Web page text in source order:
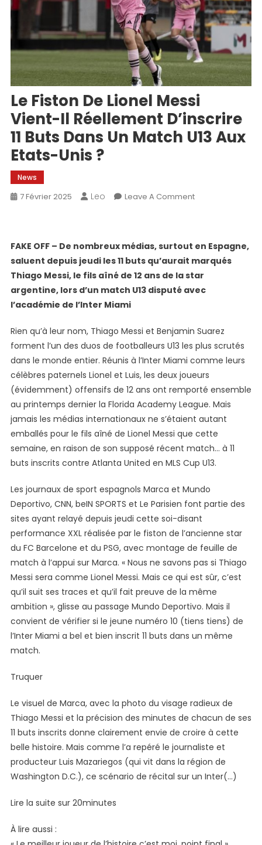
Le Fiston De Lionel Messi
Vient-Il Réellement D’inscrire
11 Buts Dans Un Match U13 Aux
Etats-Unis ?
News
7 Février 2025 Leo Leave A CommentOn
Lionel
Messi
Vient-
Il
11
Buts
Dans
Un
Match
Aux
Etats-
Unis
?
FAKE OFF – De nombreux médias, surtout en Espagne,
saluent depuis jeudi les 11 buts qu’aurait marqués
Thiago Messi, le fils aîné de 12 ans de la star
argentine, lors d’un match U13 disputé avec
l’académie de l’Inter Miami
Rien qu’à leur nom, Thiago Messi et Benjamin Suarez
forment l’un des duos de footballeurs U13 les plus scrutés
dans le monde entier. Réunis à l’Inter Miami comme leurs
célèbres paternels Lionel et Luis, les deux joueurs
(évidemment) offensifs de 12 ans ont remporté ensemble
au printemps dernier la Florida Academy League. Mais
jamais les médias internationaux ne s’étaient autant
emballés pour le fils aîné de Lionel Messi que cette
semaine, en raison de son supposé récent match… à 11
buts inscrits contre Atlanta United en MLS Cup U13.
Les journaux de sport espagnols Marca et Mundo
Deportivo, CNN, beIN SPORTS et Le Parisien font partie des
sites ayant relayé depuis jeudi cette soi-disant
performance XXL réalisée par le fiston de l’ancienne star
du FC Barcelone et du PSG, avec montage de feuille de
match à l’appui sur Marca. « Nous ne savons pas si Thiago
Messi sera comme Lionel Messi. Mais ce qui est sûr, c’est
qu’il suit ses traces et qu’il fait preuve de la même
ambition », glisse au passage Mundo Deportivo. Mais il
convient de vérifier si le jeune numéro 10 (tiens tiens) de
l’Inter Miami a bel et bien inscrit 11 buts dans un même
match.
Truquer
Le visuel de Marca, avec la photo du visage radieux de
Thiago Messi et la précision des minutes de chacun de ses
11 buts inscrits donne clairement envie de croire à cette
belle histoire. Mais comme l’a repéré le journaliste et
producteur Luis Mazariegos (qui vit dans la région de
Washington D.C.), ce scénario de récital sur un Inter(…)
Lire la suite sur 20minutes
À lire aussi :